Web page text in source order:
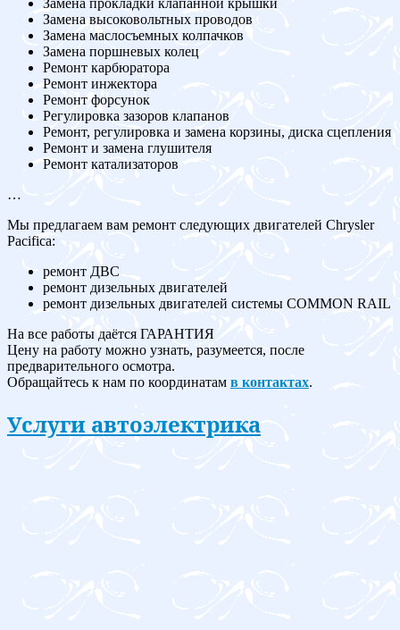
Замена прокладки клапанной крышки
Замена высоковольтных проводов
Замена маслосъемных колпачков
Замена поршневых колец
Ремонт карбюратора
Ремонт инжектора
Ремонт форсунок
Регулировка зазоров клапанов
Ремонт, регулировка и замена корзины, диска сцепления
Ремонт и замена глушителя
Ремонт катализаторов
…
Мы предлагаем вам ремонт следующих двигателей Chrysler
Pacifica:
ремонт ДВС
ремонт дизельных двигателей
ремонт дизельных двигателей системы COMMON RAIL
На все работы даётся ГАРАНТИЯ
Цену на работу можно узнать, разумеется, после
предварительного осмотра.
Обращайтесь к нам по координатам в контактах.
Услуги автоэлектрика